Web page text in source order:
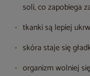
soli, co zapobiega
tkanki są lepiej
skóra staje się
organizm wolniej